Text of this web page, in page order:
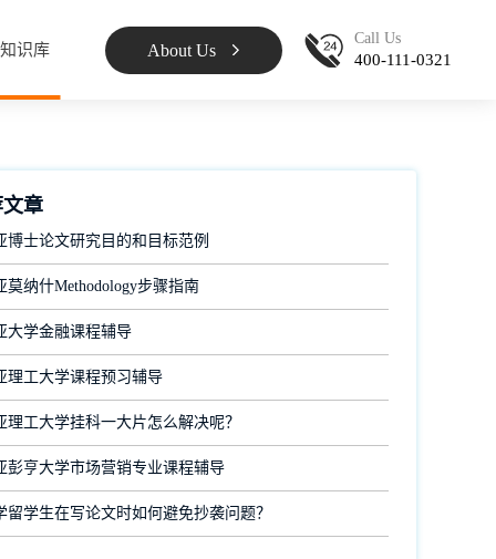
识库 About Us
Call Us
400-111-0321
章
博士论文研究目的和目标范例
莫纳什Methodology步骤指南
大学金融课程辅导
理工大学课程预习辅导
理工大学挂科一大片怎么解决呢？
彭亨大学市场营销专业课程辅导
留学生在写论文时如何避免抄袭问题？